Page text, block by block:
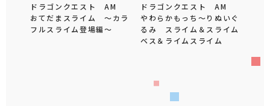
ドラゴンクエスト AM
おてだまスライム ～カラ
フルスライム登場編～
ドラゴンクエスト AM
やわらかもっち～りぬいぐ
るみ スライム＆スライム
ベス＆ライムスライム